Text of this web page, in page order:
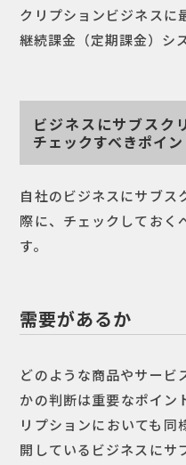
クリプションビジネスに
継続課金（定期課金）シ
ビジネスにサブスク
チェックすべきポイン
自社のビジネスにサブス
際に、チェックしておく
す。
需要があるか
どのような商品やサービ
かの判断は重要なポイン
リプションにおいても同
開しているビジネスにサ